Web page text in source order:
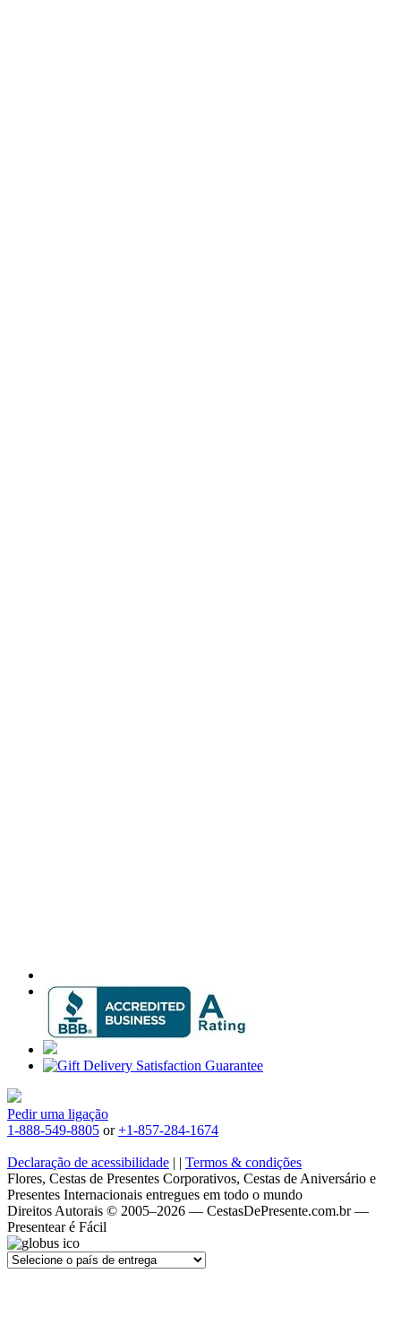
Pedir uma ligação
1-888-549-8805 or+1-857-284-1674
Declaração de acessibilidade | | Termos & condições
Flores, Cestas de Presentes Corporativos, Cestas de Aniversário e
Presentes Internacionais entregues em todo o mundo
Direitos Autorais © 2005–2026 — CestasDePresente.com.br —
Presentear é Fácil